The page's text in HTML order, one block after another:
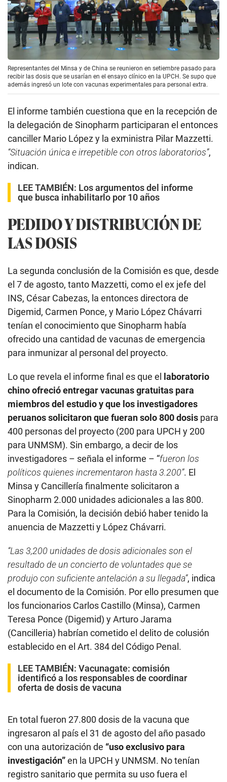
Representantes del Minsa y de China se reunieron en setiembre pasado para
recibir las dosis que se usarían en el ensayo clínico en la UPCH. Se supo que
además ingresó un lote con vacunas experimentales para personal extra.
El informe también cuestiona que en la recepción de
la delegación de Sinopharm participaran el entonces
canciller Mario López y la exministra Pilar Mazzetti.
“Situación única e irrepetible con otros laboratorios”,
indican.
LEE TAMBIÉN: Los argumentos del informe
que busca inhabilitarlo por 10 años
PEDIDO Y DISTRIBUCIÓN DE
LAS DOSIS
La segunda conclusión de la Comisión es que, desde
el 7 de agosto, tanto Mazzetti, como el ex jefe del
INS, César Cabezas, la entonces directora de
Digemid, Carmen Ponce, y Mario López Chávarri
tenían el conocimiento que Sinopharm había
ofrecido una cantidad de vacunas de emergencia
para inmunizar al personal del proyecto.
Lo que revela el informe final es que el
laboratorio
chino ofreció entregar vacunas gratuitas para
miembros del estudio y que los investigadores
peruanos solicitaron que fueran solo 800 dosis para
400 personas del proyecto (200 para UPCH y 200
para UNMSM). Sin embargo, a decir de los
investigadores – señala el informe – “fueron los
políticos quienes incrementaron hasta 3.200”. El
Minsa y Cancillería finalmente solicitaron a
Sinopharm 2.000 unidades adicionales a las 800.
Para la Comisión, la decisión debió haber tenido la
anuencia de Mazzetti y López Chávarri.
“Las 3,200 unidades de dosis adicionales son el
resultado de un concierto de voluntades que se
produjo con suficiente antelación a su llegada”, indica
el documento de la Comisión. Por ello presumen que
los funcionarios Carlos Castillo (Minsa), Carmen
Teresa Ponce (Digemid) y Arturo Jarama
(Cancilleria) habrían cometido el delito de colusión
establecido en el Art. 384 del Código Penal.
LEE TAMBIÉN: Vacunagate: comisión
identificó a los responsables de coordinar
oferta de dosis de vacuna
En total fueron 27.800 dosis de la vacuna que
ingresaron al país el 31 de agosto del año pasado
con una autorización de “uso exclusivo para
investigación”en la UPCH y UNMSM. No tenían
registro sanitario que permita su uso fuera el